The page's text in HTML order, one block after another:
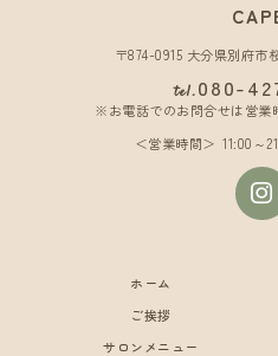
〒874-0915 大分県別府市
tel.080-
※お電話でのお問合せは営業
営業時間
11:00～
ホーム
ご挨拶
サロンメニュー